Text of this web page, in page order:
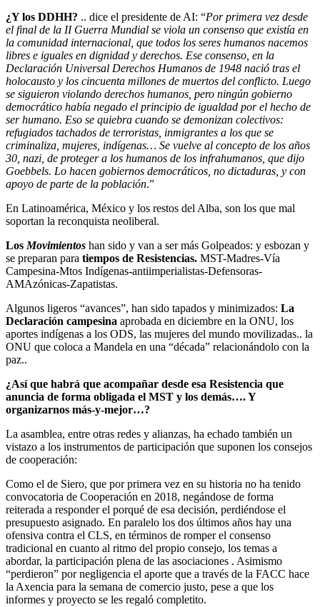
¿Y los DDHH? .. dice el presidente de AI: “Por primera vez desde
el final de la II Guerra Mundial se viola un consenso que existía en
la comunidad internacional, que todos los seres humanos nacemos
libres e iguales en dignidad y derechos. Ese consenso, en la
Declaración Universal Derechos Humanos de 1948 nació tras el
holocausto y los cincuenta millones de muertos del conflicto. Luego
se siguieron violando derechos humanos, pero ningún gobierno
democrático había negado el principio de igualdad por el hecho de
ser humano. Eso se quiebra cuando se demonizan colectivos:
refugiados tachados de terroristas, inmigrantes a los que se
criminaliza, mujeres, indígenas… Se vuelve al concepto de los años
30, nazi, de proteger a los humanos de los infrahumanos, que dijo
Goebbels. Lo hacen gobiernos democráticos, no dictaduras, y con
apoyo de parte de la población.”
En Latinoamérica, México y los restos del Alba, son los que mal
soportan la reconquista neoliberal.
Los Movimientos han sido y van a ser más Golpeados: y esbozan y
se preparan para tiempos de Resistencias. MST-Madres-Vía
Campesina-Mtos Indígenas-antiimperialistas-Defensoras-
AMAzónicas-Zapatistas.
Algunos ligeros “avances”, han sido tapados y minimizados: La
Declaración campesina aprobada en diciembre en la ONU, los
aportes indígenas a los ODS, las mujeres del mundo movilizadas.. la
ONU que coloca a Mandela en una “década” relacionándolo con la
paz..
¿Así que habrá que acompañar desde esa Resistencia que
anuncia de forma obligada el MST y los demás…. Y
organizarnos más-y-mejor…?
La asamblea, entre otras redes y alianzas, ha echado también un
vistazo a los instrumentos de participación que suponen los consejos
de cooperación:
Como el de Siero, que por primera vez en su historia no ha tenido
convocatoria de Cooperación en 2018, negándose de forma
reiterada a responder el porqué de esa decisión, perdiéndose el
presupuesto asignado. En paralelo los dos últimos años hay una
ofensiva contra el CLS, en términos de romper el consenso
tradicional en cuanto al ritmo del propio consejo, los temas a
abordar, la participación plena de las asociaciones . Asimismo
“perdieron” por negligencia el aporte que a través de la FACC hace
la Axencia para la semana de comercio justo, pese a que los
informes y proyecto se les regaló completito.